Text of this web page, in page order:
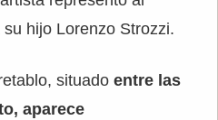
hijo Lorenzo Strozzi.
situado entre las
aparece